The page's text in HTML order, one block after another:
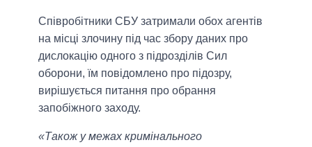
Співробітники СБУ затримали обох агентів
на місці злочину під час збору даних про
дислокацію одного з підрозділів Сил
оборони, їм повідомлено про підозру,
вирішується питання про обрання
запобіжного заходу.
«Також у межах кримінального